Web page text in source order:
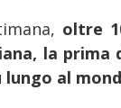
oltre
la prima
al